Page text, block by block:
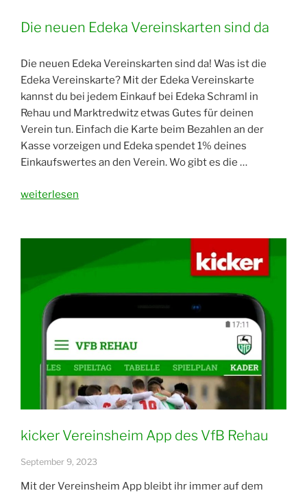
Die neuen Edeka Vereinskarten sind da
Die neuen Edeka Vereinskarten sind da! Was ist die
Edeka Vereinskarte? Mit der Edeka Vereinskarte
kannst du bei jedem Einkauf bei Edeka Schraml in
Rehau und Marktredwitz etwas Gutes für deinen
Verein tun. Einfach die Karte beim Bezahlen an der
Kasse vorzeigen und Edeka spendet 1% deines
Einkaufswertes an den Verein. Wo gibt es die …
„Die
weiterlesen
kicker Vereinsheim App des VfB Rehau
September 9, 2023
Mit der Vereinsheim App bleibt ihr immer auf dem